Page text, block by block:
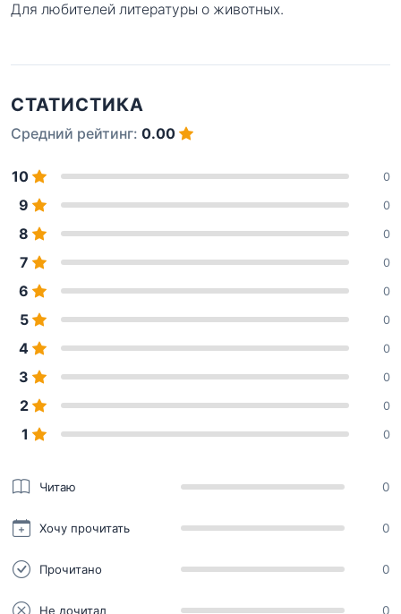
Для любителей литературы о животных.
СТАТИСТИКА
Средний рейтинг: 0.00
10 0
9 0
8 0
7 0
6 0
5 0
4 0
3 0
2 0
1 0
Читаю 0
Хочу прочитать 0
Прочитано 0
Не дочитал 0